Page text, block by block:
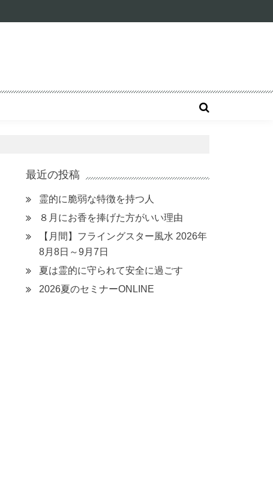
最近の投稿
霊的に脆弱な特徴を持つ人
８月にお香を捧げた方がいい理由
【月間】フライングスター風水 2026年
8月8日～9月7日
夏は霊的に守られて安全に過ごす
2026夏のセミナーONLINE